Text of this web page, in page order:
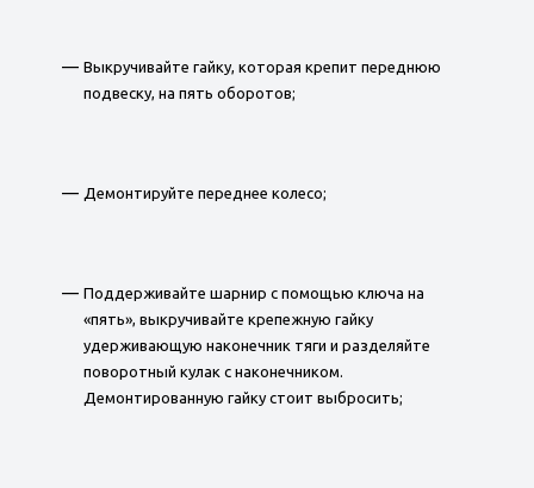
Выкручивайте гайку, которая крепит переднюю
подвеску, на пять оборотов;
Демонтируйте переднее колесо;
Поддерживайте шарнир с помощью ключа на
«пять», выкручивайте крепежную гайку
удерживающую наконечник тяги и разделяйте
поворотный кулак с наконечником.
Демонтированную гайку стоит выбросить;